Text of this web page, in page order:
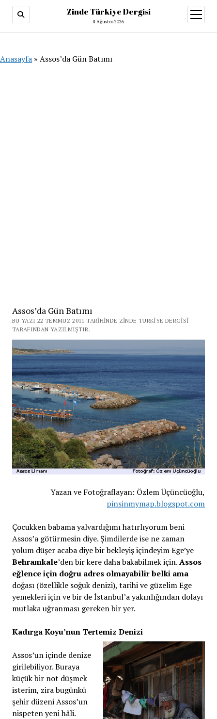
Zinde Türkiye Dergisi
8 Ağustos 2026
aç
Anasayfa » Assos’da Gün Batımı
Assos’da Gün Batımı
BU YAZI 22 TEMMUZ 2011 TARIHINDE ZINDE TÜRKIYE DERGISI
TARAFINDAN YAZILMIŞTIR.
Yazan ve Fotoğraflayan: Özlem Üçüncüoğlu,
pinsinmymap.blogspot.com
Çocukken babama yalvardığımı hatırlıyorum beni
Assos’a götürmesin diye. Şimdilerde ise ne zaman
yolum düşer acaba diye bir bekleyiş içindeyim Ege’ye
Behramkale’den bir kere daha bakabilmek için.Assos
eğlence için doğru adres olmayabilir belki ama
doğası (özellikle soğuk denizi), tarihi ve güzelim Ege
yemekleri için ve bir de İstanbul’a yakınlığından dolayı
mutlaka uğranması gereken bir yer.
Kadırga Koyu’nun Tertemiz Denizi
Assos’un içinde denize
girilebiliyor. Buraya
küçük bir not düşmek
isterim, zira bugünkü
şehir düzeni Assos’un
nispeten yeni hâli.